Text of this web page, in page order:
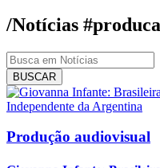
/Notícias
BUSCAR
Produção audiovisual